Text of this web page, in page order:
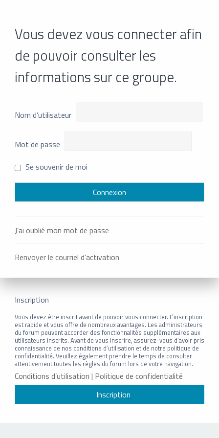
Vous devez vous connecter afin
de pouvoir consulter les
informations sur ce groupe.
Nom d’utilisateur
Mot de passe
Se souvenir de moi
J’ai oublié mon mot de passe
Renvoyer le courriel d’activation
Inscription
Vous devez être inscrit avant de pouvoir vous connecter. L’inscription
est rapide et vous offre de nombreux avantages. Les administrateurs
du forum peuvent accorder des fonctionnalités supplémentaires aux
utilisateurs inscrits. Avant de vous inscrire, assurez-vous d’avoir pris
connaissance de nos conditions d’utilisation et de notre politique de
confidentialité. Veuillez également prendre le temps de consulter
attentivement toutes les règles du forum lors de votre navigation.
Conditions d’utilisation | Politique de confidentialité
Inscription